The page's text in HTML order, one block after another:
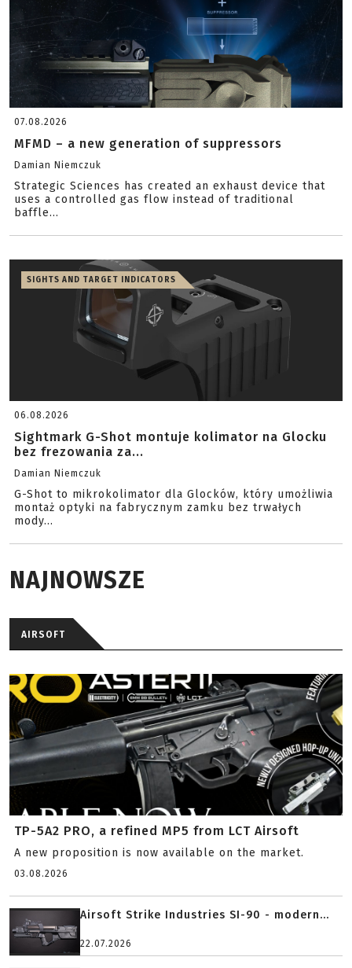
07.08.2026
MFMD – a new generation of suppressors
Damian Niemczuk
Strategic Sciences has created an exhaust device that
uses a controlled gas flow instead of traditional
baffle...
SIGHTS AND TARGET INDICATORS
06.08.2026
Sightmark G-Shot montuje kolimator na Glocku
bez frezowania za...
Damian Niemczuk
G-Shot to mikrokolimator dla Glocków, który umożliwia
montaż optyki na fabrycznym zamku bez trwałych
mody...
NAJNOWSZE
AIRSOFT
TP-5A2 PRO, a refined MP5 from LCT Airsoft
A new proposition is now available on the market.
03.08.2026
Airsoft Strike Industries SI-90 - modern...
22.07.2026